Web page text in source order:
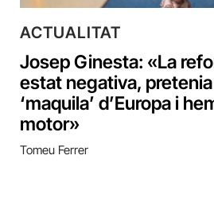
ACTUALITAT
Josep Ginesta: «La
estat negativa,
‘maquila’ d’Europa i
motor»
Tomeu Ferrer